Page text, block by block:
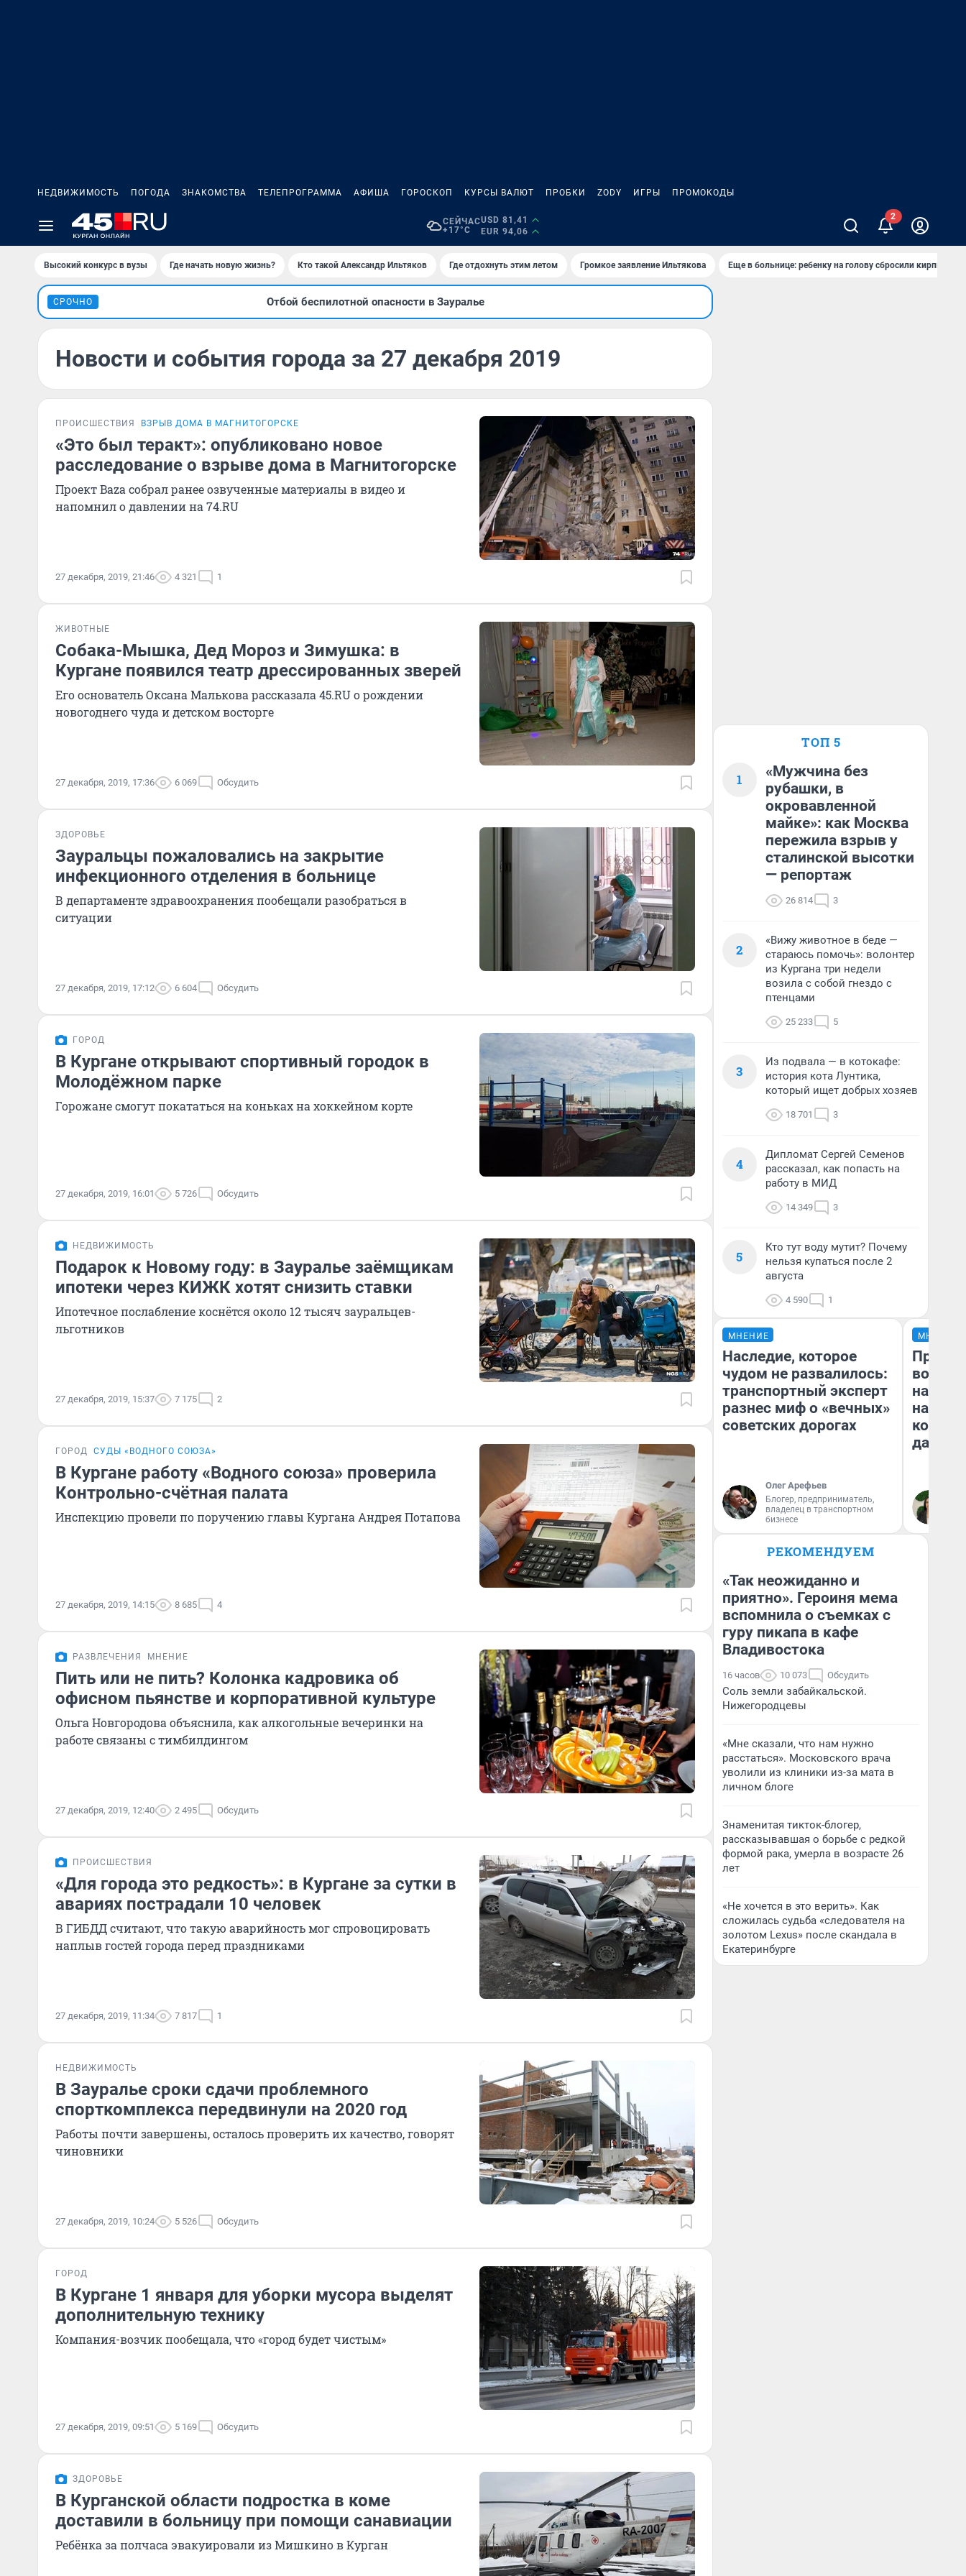
НЕДВИЖИМОСТЬ ПОГОДА ЗНАКОМСТВА ТЕЛЕПРОГРАММА АФИША ГОРОСКОП КУРСЫ ВАЛЮТ ПРОБКИ ZODY ИГРЫ ПРОМОКОДЫ
СЕЙЧАС
+17°C
USD 81,41
EUR 94,06
Высокий конкурс в вузы Где начать новую жизнь? Кто такой Александр Ильтяков Где отдохнуть этим летом Громкое заявление Ильтякова Еще в больнице: ребенку на голову сбросили кирпич
СРОЧНО Отбой беспилотной опасности в Зауралье
Новости и события города за 27 декабря 2019
ПРОИСШЕСТВИЯ ВЗРЫВ ДОМА В МАГНИТОГОРСКЕ
«Это был теракт»: опубликовано новое
расследование о взрыве дома в Магнитогорске
Проект Baza собрал ранее озвученные материалы в видео и
напомнил о давлении на 74.RU
27 декабря, 2019, 21:46 4 321 1
ЖИВОТНЫЕ
Собака-Мышка, Дед Мороз и Зимушка: в
Кургане появился театр дрессированных зверей
Его основатель Оксана Малькова рассказала 45.RU о рождении
новогоднего чуда и детском восторге
27 декабря, 2019, 17:36 6 069 Обсудить
ЗДОРОВЬЕ
Зауральцы пожаловались на закрытие
инфекционного отделения в больнице
В департаменте здравоохранения пообещали разобраться в
ситуации
27 декабря, 2019, 17:12 6 604 Обсудить
ГОРОД
В Кургане открывают спортивный городок в
Молодёжном парке
Горожане смогут покататься на коньках на хоккейном корте
27 декабря, 2019, 16:01 5 726 Обсудить
НЕДВИЖИМОСТЬ
Подарок к Новому году: в Зауралье заёмщикам
ипотеки через КИЖК хотят снизить ставки
Ипотечное послабление коснётся около 12 тысяч зауральцев-
льготников
27 декабря, 2019, 15:37 7 175 2
ГОРОД СУДЫ «ВОДНОГО СОЮЗА»
В Кургане работу «Водного союза» проверила
Контрольно-счётная палата
Инспекцию провели по поручению главы Кургана Андрея Потапова
27 декабря, 2019, 14:15 8 685 4
РАЗВЛЕЧЕНИЯ МНЕНИЕ
Пить или не пить? Колонка кадровика об
офисном пьянстве и корпоративной культуре
Ольга Новгородова объяснила, как алкогольные вечеринки на
работе связаны с тимбилдингом
27 декабря, 2019, 12:40 2 495 Обсудить
ПРОИСШЕСТВИЯ
«Для города это редкость»: в Кургане за сутки в
авариях пострадали 10 человек
В ГИБДД считают, что такую аварийность мог спровоцировать
наплыв гостей города перед праздниками
27 декабря, 2019, 11:34 7 817 1
НЕДВИЖИМОСТЬ
В Зауралье сроки сдачи проблемного
спорткомплекса передвинули на 2020 год
Работы почти завершены, осталось проверить их качество, говорят
чиновники
27 декабря, 2019, 10:24 5 526 Обсудить
ГОРОД
В Кургане 1 января для уборки мусора выделят
дополнительную технику
Компания-возчик пообещала, что «город будет чистым»
27 декабря, 2019, 09:51 5 169 Обсудить
ЗДОРОВЬЕ
В Курганской области подростка в коме
доставили в больницу при помощи санавиации
Ребёнка за полчаса эвакуировали из Мишкино в Курган
ТОП 5
1
«Мужчина без
рубашки, в
окровавленной
майке»: как Москва
пережила взрыв у
сталинской высотки
— репортаж
26 814 3
2
«Вижу животное в беде —
стараюсь помочь»: волонтер
из Кургана три недели
возила с собой гнездо с
птенцами
25 233 5
3
Из подвала — в котокафе:
история кота Лунтика,
который ищет добрых хозяев
18 701 3
4
Дипломат Сергей Семенов
рассказал, как попасть на
работу в МИД
14 349 3
5
Кто тут воду мутит? Почему
нельзя купаться после 2
августа
4 590 1
МНЕНИЕ
Наследие, которое
чудом не развалилось:
транспортный эксперт
разнес миф о «вечных»
советских дорогах
Олег Арефьев
Блогер, предприниматель,
владелец в транспортном
бизнесе
МНЕНИЕ
нам
даже
РЕКОМЕНДУЕМ
«Так неожиданно и
приятно». Героиня мема
вспомнила о съемках с
гуру пикапа в кафе
Владивостока
16 часов 10 073 Обсудить
Соль земли забайкальской.
Нижегородцевы
«Мне сказали, что нам нужно
расстаться». Московского врача
уволили из клиники из-за мата в
личном блоге
Знаменитая тикток-блогер,
рассказывавшая о борьбе с редкой
формой рака, умерла в возрасте 26
лет
«Не хочется в это верить». Как
сложилась судьба «следователя на
золотом Lexus» после скандала в
Екатеринбурге